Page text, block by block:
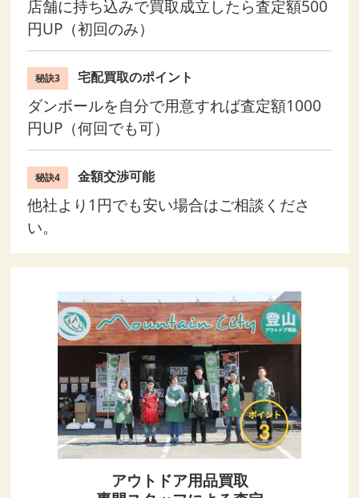
店舗に持ち込みで買取成立したら査定額500
円UP（初回のみ）
秘訣3 宅配買取のポイント
ダンボールを自分で用意すれば査定額1000
円UP（何回でも可）
秘訣4 金額交渉可能
他社より1円でも安い場合はご相談くださ
い。
アウトドア用品買取